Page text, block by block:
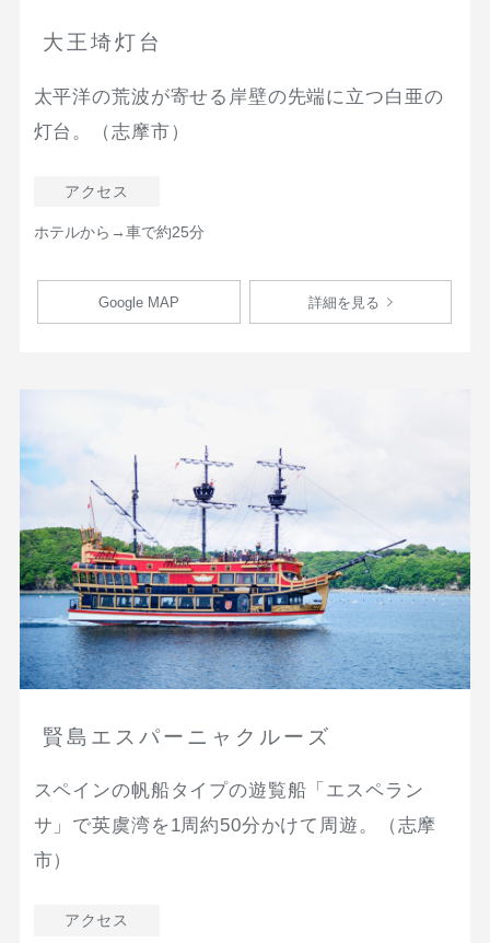
大王埼灯台
太平洋の荒波が寄せる岸壁の先端に立つ白亜の
灯台。（志摩市）
アクセス
ホテルから→車で約25分
Google MAP 詳細を見る
賢島エスパーニャクルーズ
スペインの帆船タイプの遊覧船「エスペラン
サ」で英虞湾を1周約50分かけて周遊。（志摩
市）
アクセス